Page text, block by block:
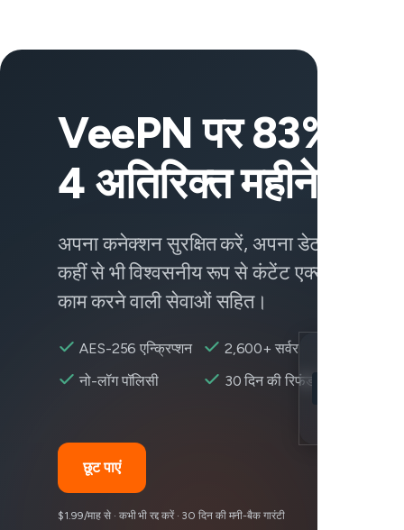
VeePN पर 83%
4 अतिरिक्त महीने पाएं
अपना कनेक्शन सुरक्षित करें, अपना डेटा सुरक्षित
कहीं से भी विश्वसनीय रूप से कंटेंट एक्सेस करें —
काम करने वाली सेवाओं सहित।
AES-256 एन्क्रिप्शन
2,600+ सर्वर
नो-लॉग पॉलिसी
30 दिन की रिफंड
छूट पाएं
$1.99/माह से · कभी भी रद्द करें · 30 दिन की मनी-बैक गारंटी